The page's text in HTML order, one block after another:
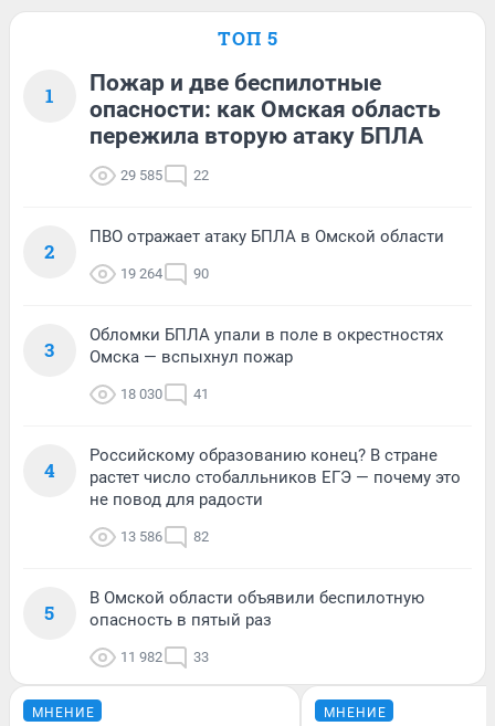
ТОП 5
1
Пожар и две беспилотные
опасности: как Омская область
пережила вторую атаку БПЛА
29 585 22
2
ПВО отражает атаку БПЛА в Омской области
19 264 90
3
Обломки БПЛА упали в поле в окрестностях
Омска — вспыхнул пожар
18 030 41
4
Российскому образованию конец? В стране
растет число стобалльников ЕГЭ — почему это
не повод для радости
13 586 82
5
В Омской области объявили беспилотную
опасность в пятый раз
11 982 33
МНЕНИЕ МНЕНИЕ